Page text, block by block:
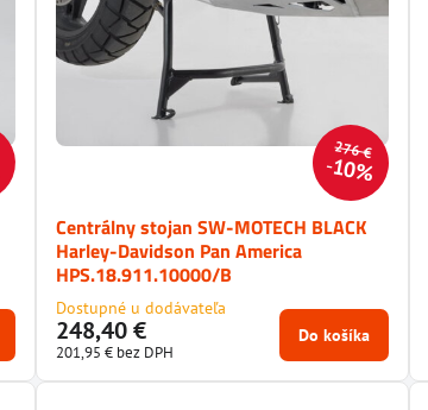
276 €
10%
Centrálny stojan SW-MOTECH BLACK
Harley-Davidson Pan America
HPS.18.911.10000/B
Dostupné u dodávateľa
248,40 €
201,95 € bez DPH
Do košíka